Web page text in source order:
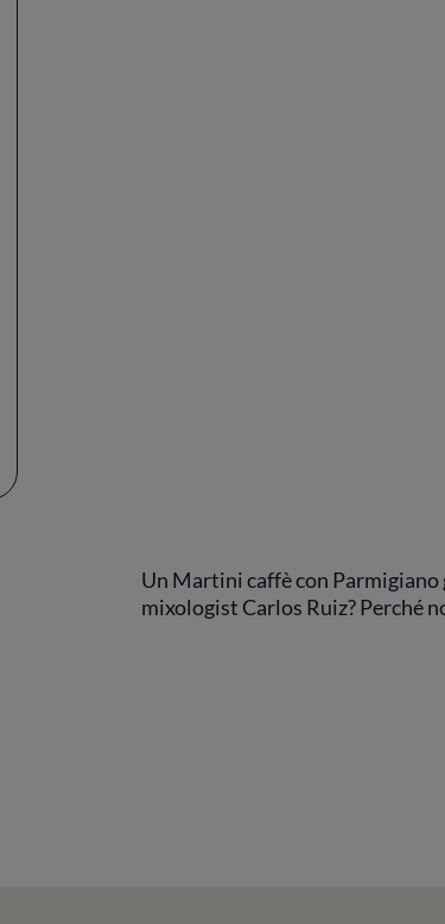
Un Martini caffè con
mixologist Carlos Ruiz? Perché